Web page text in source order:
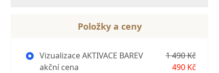
Položky a ceny
Vizualizace AKTIVACE BAREV
akční cena
1 490 Kč
490 Kč